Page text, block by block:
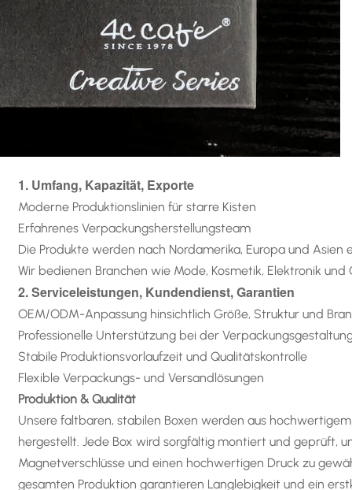
1. Umfang, Kapazität, Exporte
Moderne Produktionslinien für starre Kisten
Erfahrenes Verpackungsherstellungsteam
Die Produkte werden nach Nordamerika, Europa und Asien
Wir bedienen Branchen wie Mode, Kosmetik, Elektronik
2. Serviceleistungen, Kundendienst, Garantien
OEM/ODM-Anpassung hinsichtlich Größe, Struktur und
Professionelle Unterstützung bei der
Stabile Produktionsvorlaufzeit und Qualitätskontrolle
Flexible Verpackungs- und Versandlösungen
Produktion & Qualität
Unsere faltbaren, stabilen Boxen werden aus
hergestellt. Jede Box wird sorgfältig montiert und geprüft,
Magnetverschlüsse und einen hochwertigen Druck zu
gesamten Produktion garantieren Langlebigkeit und ein